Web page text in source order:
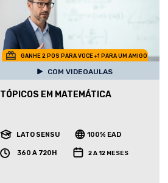
GANHE 2 POS PARA VOCE +1 PARA UM AMIGO
COM VIDEOAULAS
TÓPICOS EM MATEMÁTICA
LATO SENSU 100% EAD
360 A 720H 2 A 12 MESES